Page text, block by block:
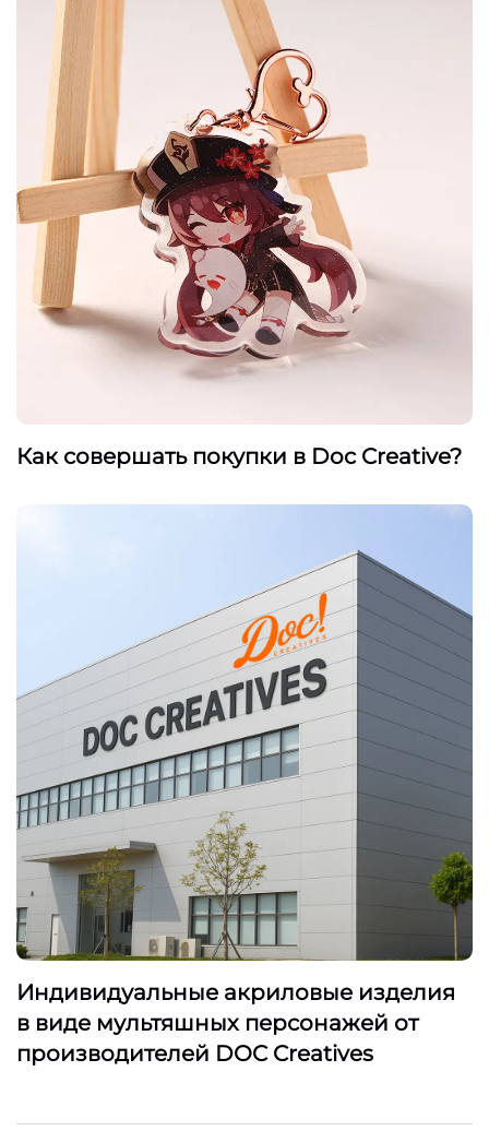
Как совершать покупки в Doc Creative?
Индивидуальные акриловые изделия
в виде мультяшных персонажей от
производителей DOC Creatives